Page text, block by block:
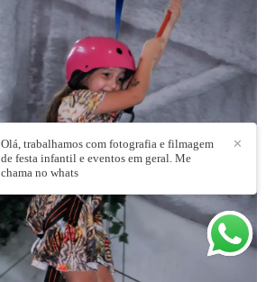
✕
Olá, trabalhamos com fotografia e filmagem
de festa infantil e eventos em geral. Me
chama no whats